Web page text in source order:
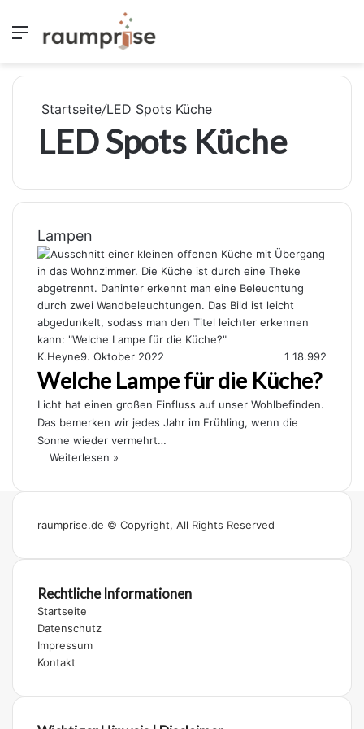
Menü
Startseite/LED Spots Küche
LED Spots Küche
Lampen
K.Heyne9. Oktober 2022 1 18.992
Welche Lampe für die Küche?
Licht hat einen großen Einfluss auf unser Wohlbefinden.
Das bemerken wir jedes Jahr im Frühling, wenn die
Sonne wieder vermehrt…
Weiterlesen »
raumprise.de © Copyright, All Rights Reserved
Rechtliche Informationen
Startseite
Datenschutz
Impressum
Kontakt